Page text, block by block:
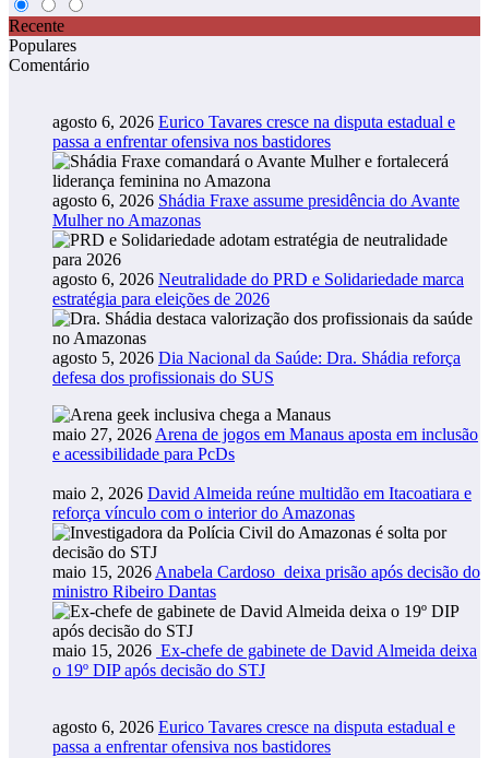
Recente
Populares
Comentário
agosto 6, 2026 Eurico Tavares cresce na disputa estadual e
passa a enfrentar ofensiva nos bastidores
agosto 6, 2026 Shádia Fraxe assume presidência do Avante
Mulher no Amazonas
agosto 6, 2026 Neutralidade do PRD e Solidariedade marca
estratégia para eleições de 2026
agosto 5, 2026 Dia Nacional da Saúde: Dra. Shádia reforça
defesa dos profissionais do SUS
maio 27, 2026 Arena de jogos em Manaus aposta em inclusão
e acessibilidade para PcDs
maio 2, 2026 David Almeida reúne multidão em Itacoatiara e
reforça vínculo com o interior do Amazonas
maio 15, 2026 Anabela Cardoso deixa prisão após decisão do
ministro Ribeiro Dantas
maio 15, 2026 Ex-chefe de gabinete de David Almeida deixa
o 19º DIP após decisão do STJ
agosto 6, 2026 Eurico Tavares cresce na disputa estadual e
passa a enfrentar ofensiva nos bastidores